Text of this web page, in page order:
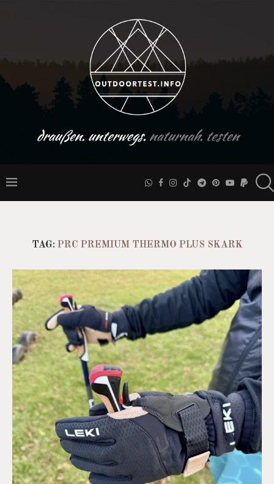
draußen. unterwegs.naturnah. testen
TAG: PRC PREMIUM THERMO PLUS SKARK